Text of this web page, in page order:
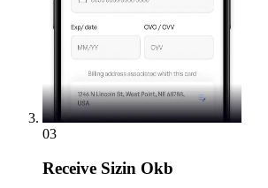
03
Receive Sizin Okb